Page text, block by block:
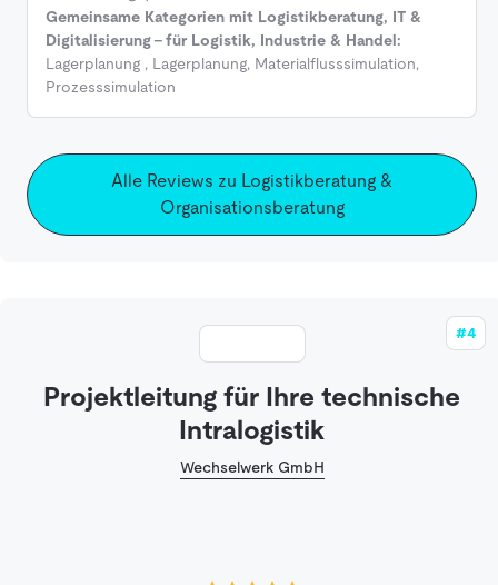
Gemeinsame Kategorien mit Logistikberatung, IT &
Digitalisierung - für Logistik, Industrie & Handel:
Lagerplanung , Lagerplanung, Materialflusssimulation,
Prozesssimulation
Alle Reviews zu Logistikberatung &
Organisationsberatung
#4
Projektleitung für Ihre technische
Intralogistik
Wechselwerk GmbH